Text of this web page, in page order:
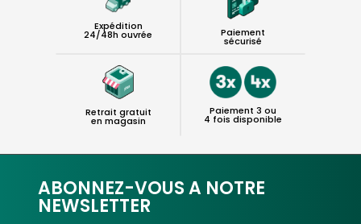
Expédition
24/48h ouvrée Paiement
sécurisé
Retrait gratuit
en magasin
Paiement 3 ou
4 fois disponible
ABONNEZ-VOUS A NOTRE
NEWSLETTER